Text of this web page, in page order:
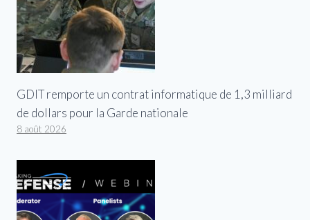
GDIT remporte un contrat informatique de 1,3 milliard
de dollars pour la Garde nationale
8 août 2026